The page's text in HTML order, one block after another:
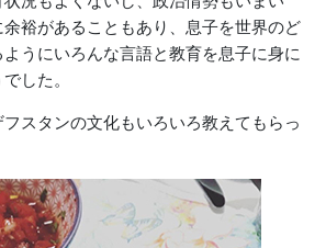
裕があることもあり、息子を世界のど
うにいろんな言語と教育を息子に身に
した。
スタンの文化もいろいろ教えてもらっ